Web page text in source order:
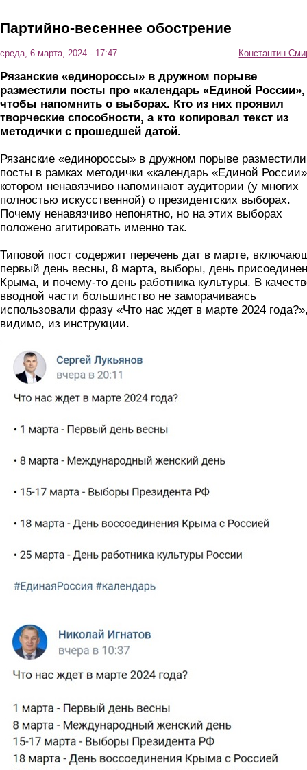
Партийно-весеннее обострение
среда, 6 марта, 2024 - 17:47 Константин
Рязанские «единороссы» в дружном порыве
разместили посты про «календарь «Единой России»,
чтобы напомнить о выборах. Кто из них проявил
творческие способности, а кто копировал текст из
методички с прошедшей датой.
Рязанские «единороссы» в дружном порыве разместили
посты в рамках методички «календарь «Единой
котором ненавязчиво напоминают аудитории (у многих
полностью искусственной) о президентских выборах.
Почему ненавязчиво непонятно, но на этих выборах
положено агитировать именно так.
Типовой пост содержит перечень дат в марте,
первый день весны, 8 марта, выборы, день
Крыма, и почему-то день работника культуры. В
вводной части большинство не заморачиваясь
использовали фразу «Что нас ждет в марте 2024
видимо, из инструкции.
lukyanov.jpg
ignatov.jpg